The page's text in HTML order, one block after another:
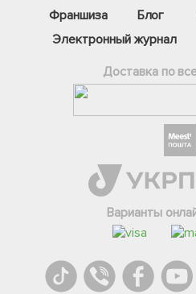
Франшиза Блог
Электронный журнал
Доставка по
Варианты